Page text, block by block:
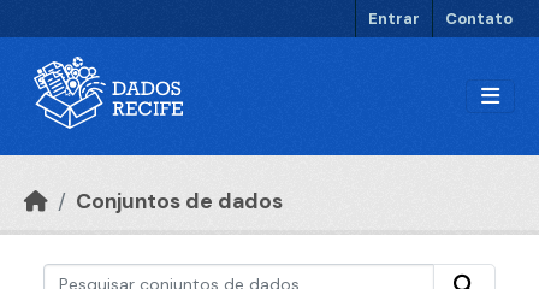
Entrar Contato
Conjuntos de dados